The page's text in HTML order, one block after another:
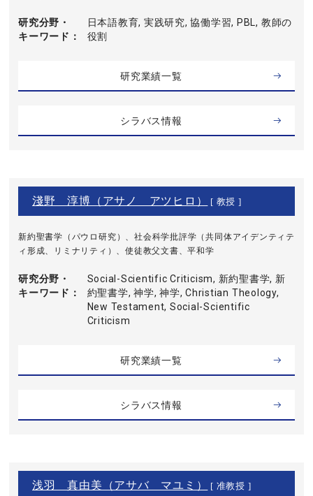
研究分野・
キーワード
日本語教育, 実践研究, 協働学習, PBL, 教師の
役割
研究業績一覧
シラバス情報
淺野 淳博（アサノ アツヒロ） [ 教授 ]
新約聖書学（パウロ研究）、社会科学批評学（共同体アイデンティテ
ィ形成、リミナリティ）、使徒教父文書、平和学
研究分野・
キーワード
Social-Scientific Criticism, 新約聖書学, 新
約聖書学, 神学, 神学, Christian Theology,
New Testament, Social-Scientific
Criticism
研究業績一覧
シラバス情報
浅羽 真由美（アサバ マユミ） [ 准教授 ]